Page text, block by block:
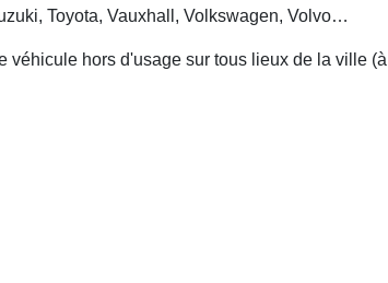
Toyota, Vauxhall, Volkswagen, Volvo…
hors d'usage sur tous lieux de la ville